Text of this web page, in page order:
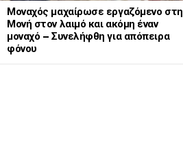
Μοναχός μαχαίρωσε εργαζόμενο στη
Μονή στον λαιμό και ακόμη έναν
μοναχό – Συνελήφθη για απόπειρα
φόνου